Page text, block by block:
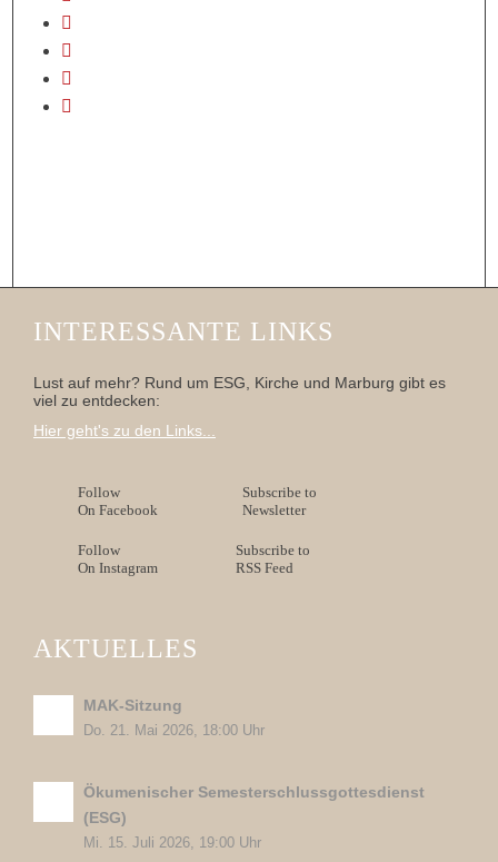
INTERESSANTE LINKS
Lust auf mehr? Rund um ESG, Kirche und Marburg gibt es
viel zu entdecken:
Hier geht's zu den Links...
Follow
On Facebook
Subscribe to
Newsletter
Follow
On Instagram
Subscribe to
RSS Feed
AKTUELLES
MAK-Sitzung
Do. 21. Mai 2026, 18:00 Uhr
Ökumenischer Semesterschlussgottesdienst
(ESG)
Mi. 15. Juli 2026, 19:00 Uhr